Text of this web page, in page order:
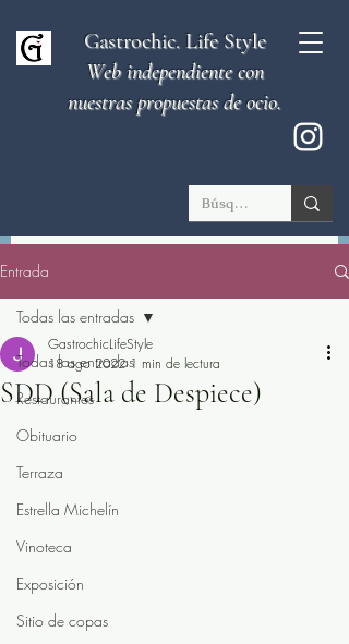
Gastrochic. Life Style
Web independiente con
nuestras propuestas de ocio.
Entrada
Todas las entradas
Restaurantes
Obituario
Terraza
Estrella Michelín
Vinoteca
Exposición
Sitio de copas
Todas las entradas
SDD (Sala de Despiece)
GastrochicLifeStyle
18 ago 2022 1 min de lectura